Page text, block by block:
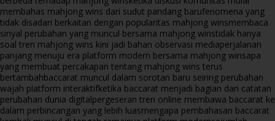
membahas mahjong wins dari sudut pandang barufenomena yang
tidak disadari berkaitan dengan popularitas mahjong winsmembaca
sinyal perubahan yang muncul bersama mahjong winstidak hanya
soal tren mahjong wins kini jadi bahan observasi mediaperjalanan
panjang menuju era platform modern bersama mahjong winsapa
yang membuat percakapan tentang mahjong wins terus
bertambahbaccarat muncul dalam sorotan baru seiring perubahan
wajah platform interaktifketika baccarat menjadi bagian dari catatan
perubahan dunia digitalpergeseran tren online membawa baccarat ke
dalam perbincangan yang lebih luasmengapa pembahasan baccarat